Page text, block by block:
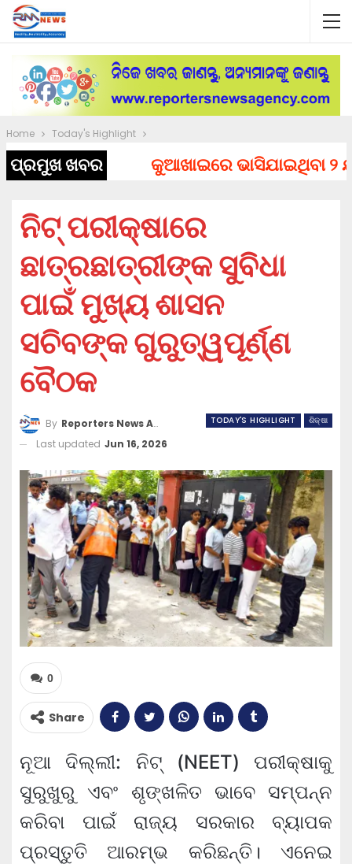
Home Today's Highlight
ପ୍ରମୁଖ ଖବର କୁଆଖାଇରେ ଭାସିଯାଇଥିବା ୨
ନିଟ୍ ପରୀକ୍ଷାରେ
ଛାତ୍ରଛାତ୍ରୀଙ୍କ ସୁବିଧା
ପାଇଁ ମୁଖ୍ୟ ଶାସନ
ସଚିବଙ୍କ ଗୁରୁତ୍ୱପୂର୍ଣ୍ଣ
ବୈଠକ
TODAY'S HIGHLIGHT ଶିକ୍ଷା
By Reporters News Agency
Last updated Jun 16, 2026
0
Share
ନୂଆ ଦିଲ୍ଲୀ: ନିଟ୍ (NEET) ପରୀକ୍ଷାକୁ
ସୁରୁଖୁରୁ ଏବଂ ଶୃଙ୍ଖଳିତ ଭାବେ ସମ୍ପନ୍ନ
କରିବା ପାଇଁ ରାଜ୍ୟ ସରକାର ବ୍ୟାପକ
ପ୍ରସ୍ତୁତି ଆରମ୍ଭ କରିଛନ୍ତି। ଏନେଇ